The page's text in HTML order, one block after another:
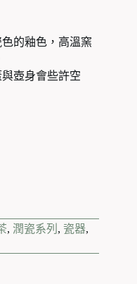
的釉色，高溫窯
壺身會些許空
, 潤瓷系列 , 瓷器,